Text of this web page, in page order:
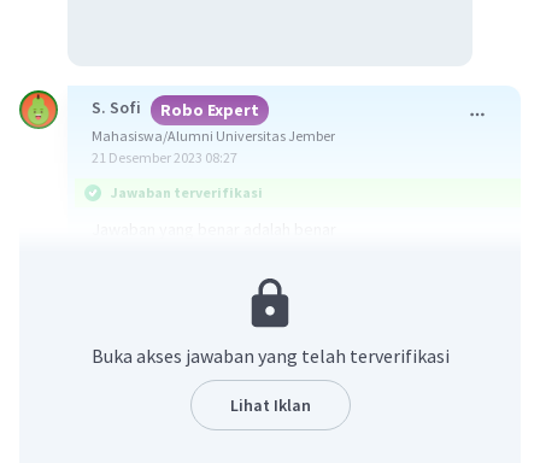
S. Sofi Robo Expert
Mahasiswa/Alumni Universitas Jember
21 Desember 2023 08:27
Jawaban terverifikasi
Are merupakan satuan luas yang didefinisikan sebagai
are ∈ himpunan satuan luas
Karena are merupakan satuan luas, maka kalimat are ∈
himpunan satuan luas adalah benar
Buka akses jawaban yang telah terverifikasi
Lihat Iklan